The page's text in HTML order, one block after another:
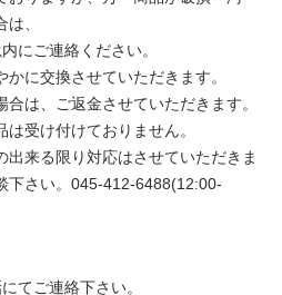
、
にご連絡ください。
に交換させていただきます。
は、ご返金させていただきます。
受け付けておりません。
来る限り対応はさせていただきま
下さい。045-412-6488(12:00-
てご連絡下さい。